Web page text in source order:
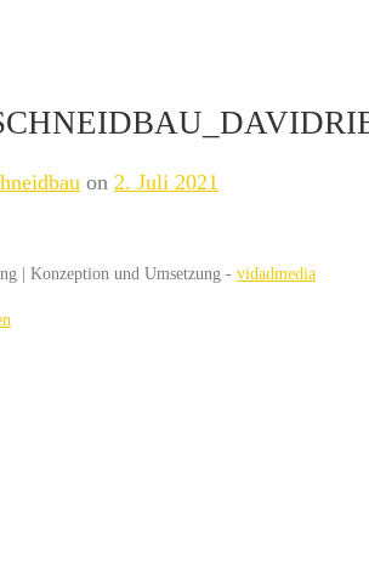
on 2. Juli 2021
| Konzeption und Umsetzung - vidadmedia